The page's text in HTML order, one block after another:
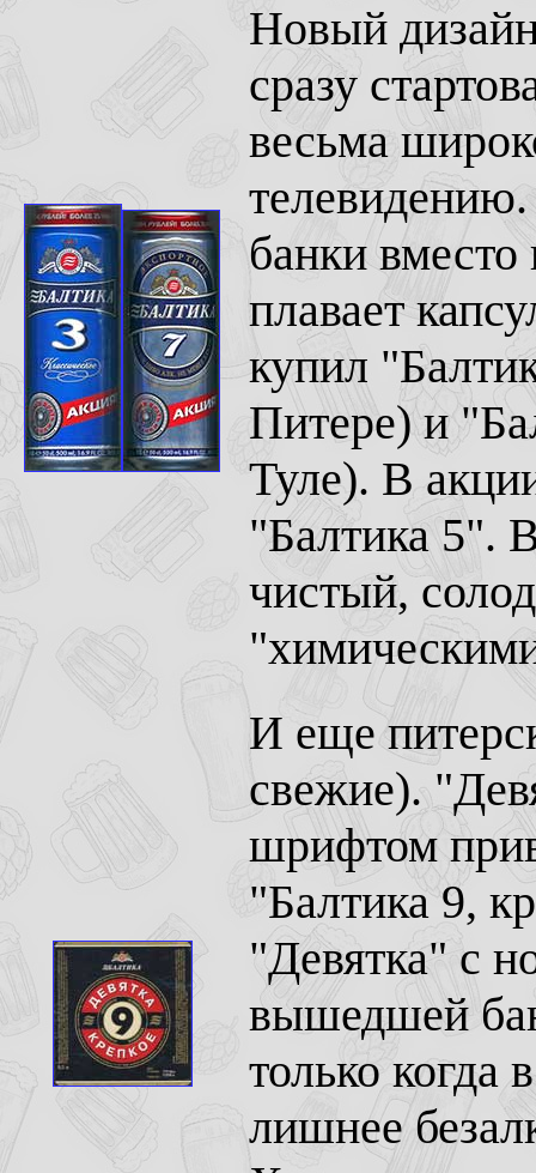
Новый
сразу
весьма
банки вместо
плавает
купил
Питере) и
Туле). В
"Балтика 5".
чистый,
И еще
свежие).
шрифтом
"Балтика 9,
"Девятка" с
вышедшей
только когда
лишнее